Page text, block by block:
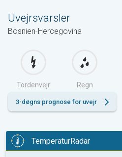
Uvejrsvarsler
Bosnien-Hercegovina
Tordenvejr Regn
3-døgns prognose for uvejr
TemperaturRadar